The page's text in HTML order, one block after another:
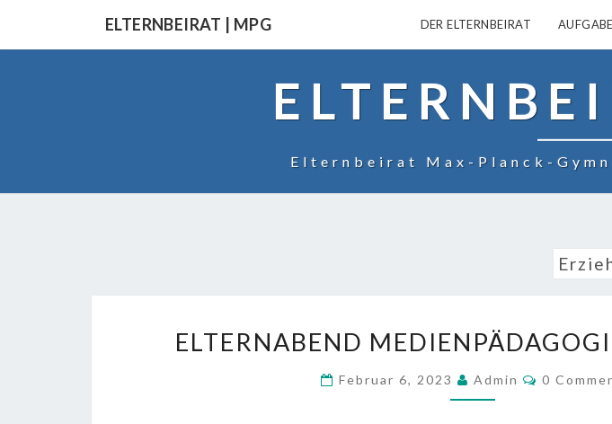
content
ELTERNBEIRAT | MPG DER ELTERNBEIRAT
Elternbeirat Max-Planck-
ELTERNABEND
Februar 6, 2023 Admin 0